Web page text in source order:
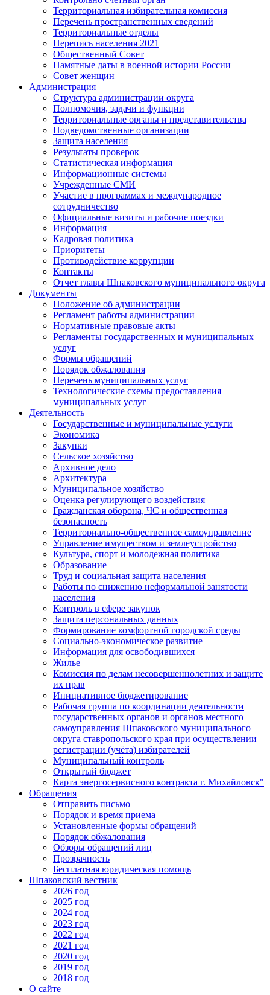
Территориальная избирательная комиссия
Перечень пространственных сведений
Территориальные отделы
Перепись населения 2021
Общественный Совет
Памятные даты в военной истории России
Совет женщин
Администрация
Структура администрации округа
Полномочия, задачи и функции
Территориальные органы и представительства
Подведомственные организации
Защита населения
Результаты проверок
Статистическая информация
Информационные системы
Учрежденные СМИ
Участие в программах и международное
сотрудничество
Официальные визиты и рабочие поездки
Информация
Кадровая политика
Приоритеты
Противодействие коррупции
Контакты
Отчет главы Шпаковского муниципального округа
Документы
Положение об администрации
Регламент работы администрации
Нормативные правовые акты
Регламенты государственных и муниципальных
услуг
Формы обращений
Порядок обжалования
Перечень муниципальных услуг
Технологические схемы предоставления
муниципальных услуг
Деятельность
Государственные и муниципальные услуги
Экономика
Закупки
Сельское хозяйство
Архивное дело
Архитектура
Муниципальное хозяйство
Оценка регулирующего воздействия
Гражданская оборона, ЧС и общественная
безопасность
Территориально-общественное самоуправление
Управление имуществом и землеустройство
Культура, спорт и молодежная политика
Образование
Труд и социальная защита населения
Работы по снижению неформальной занятости
населения
Контроль в сфере закупок
Защита персональных данных
Формирование комфортной городской среды
Социально-экономическое развитие
Информация для освободившихся
Жилье
Комиссия по делам несовершеннолетних и защите
их прав
Инициативное бюджетирование
Рабочая группа по координации деятельности
государственных органов и органов местного
самоуправления Шпаковского муниципального
округа ставропольского края при осуществлении
регистрации (учёта) избирателей
Муниципальный контроль
Открытый бюджет
Карта энергосервисного контракта г. Михайловск"
Обращения
Отправить письмо
Порядок и время приема
Установленные формы обращений
Порядок обжалования
Обзоры обращений лиц
Прозрачность
Бесплатная юридическая помощь
Шпаковский вестник
2026 год
2025 год
2024 год
2023 год
2022 год
2021 год
2020 год
2019 год
2018 год
О сайте